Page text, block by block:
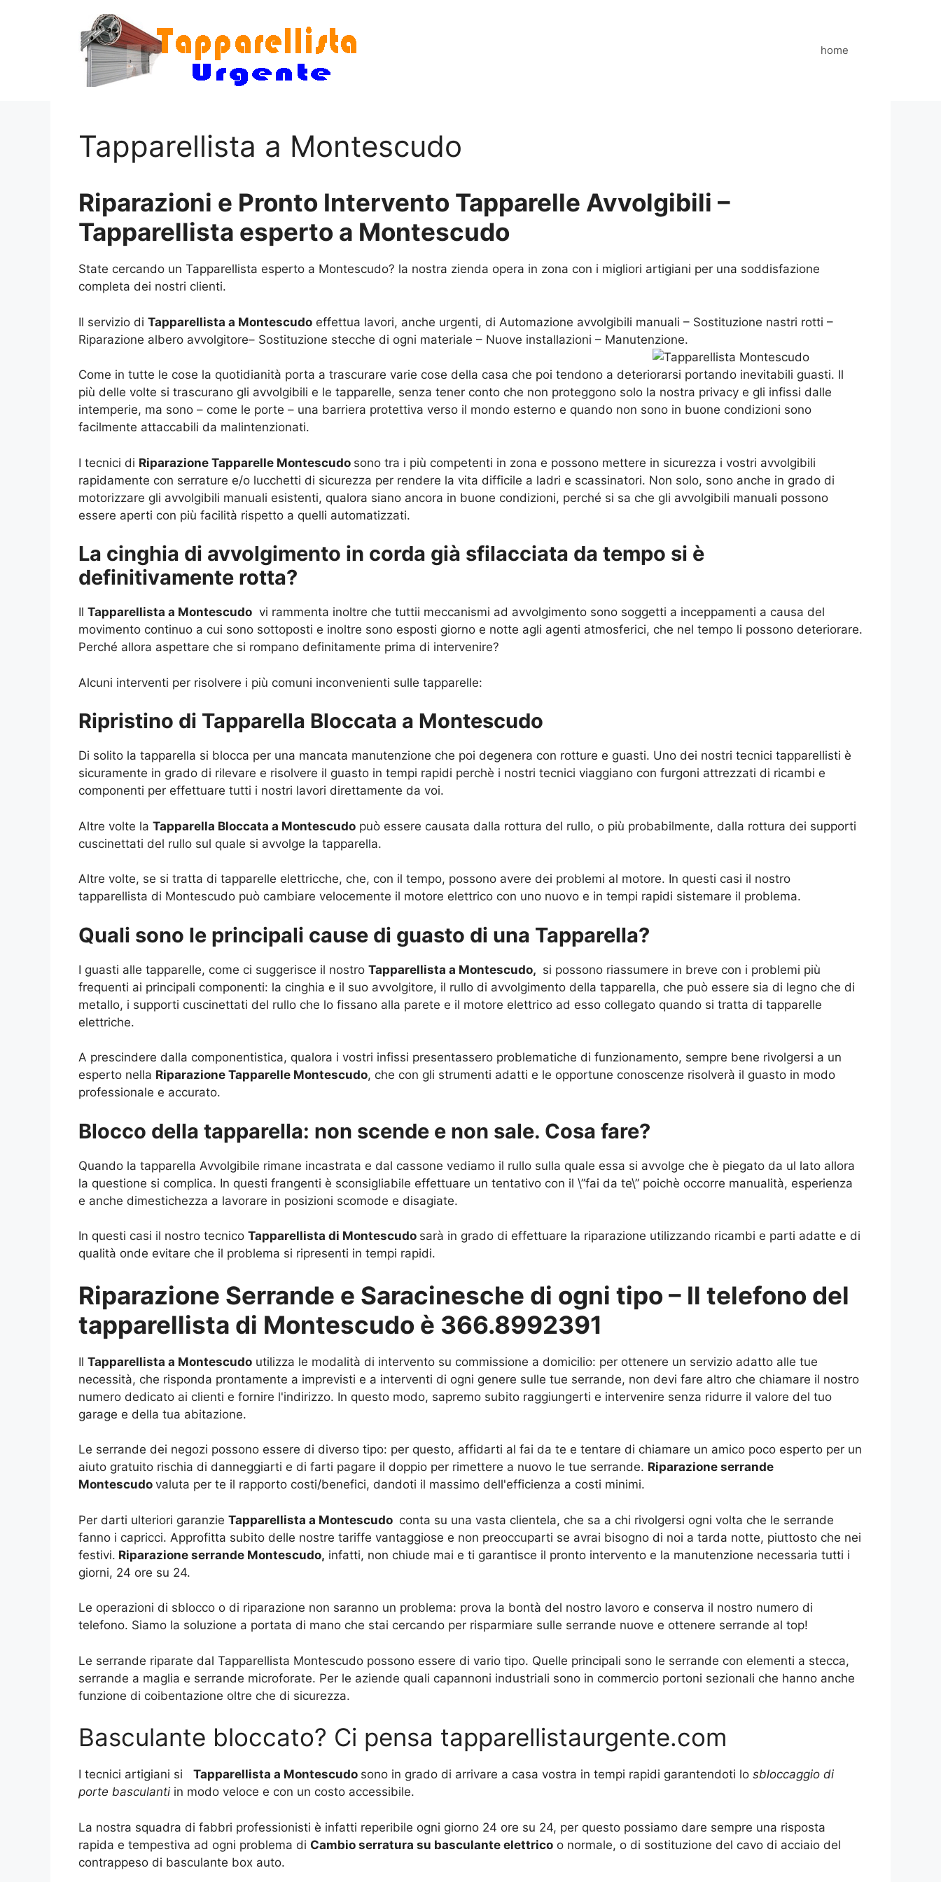
home
Tapparellista a Montescudo
Riparazioni e Pronto Intervento Tapparelle Avvolgibili –
Tapparellista esperto a Montescudo
State cercando un Tapparellista esperto a Montescudo? la nostra zienda opera in zona con i migliori artigiani per una soddisfazione
completa dei nostri clienti.
Il servizio di Tapparellista a Montescudo effettua lavori, anche urgenti, di Automazione avvolgibili manuali – Sostituzione nastri rotti –
Riparazione albero avvolgitore– Sostituzione stecche di ogni materiale – Nuove installazioni – Manutenzione.
Come in tutte le cose la quotidianità porta a trascurare varie cose della casa che poi tendono a deteriorarsi portando inevitabili guasti. Il
più delle volte si trascurano gli avvolgibili e le tapparelle, senza tener conto che non proteggono solo la nostra privacy e gli infissi dalle
intemperie, ma sono – come le porte – una barriera protettiva verso il mondo esterno e quando non sono in buone condizioni sono
facilmente attaccabili da malintenzionati.
I tecnici di Riparazione Tapparelle Montescudo sono tra i più competenti in zona e possono mettere in sicurezza i vostri avvolgibili
rapidamente con serrature e/o lucchetti di sicurezza per rendere la vita difficile a ladri e scassinatori. Non solo, sono anche in grado di
motorizzare gli avvolgibili manuali esistenti, qualora siano ancora in buone condizioni, perché si sa che gli avvolgibili manuali possono
essere aperti con più facilità rispetto a quelli automatizzati.
La cinghia di avvolgimento in corda già sfilacciata da tempo si è
definitivamente rotta?
Il Tapparellista a Montescudo vi rammenta inoltre che tuttii meccanismi ad avvolgimento sono soggetti a inceppamenti a causa del
movimento continuo a cui sono sottoposti e inoltre sono esposti giorno e notte agli agenti atmosferici, che nel tempo li possono deteriorare.
Perché allora aspettare che si rompano definitamente prima di intervenire?
Alcuni interventi per risolvere i più comuni inconvenienti sulle tapparelle:
Ripristino di Tapparella Bloccata a Montescudo
Di solito la tapparella si blocca per una mancata manutenzione che poi degenera con rotture e guasti. Uno dei nostri tecnici tapparellisti è
sicuramente in grado di rilevare e risolvere il guasto in tempi rapidi perchè i nostri tecnici viaggiano con furgoni attrezzati di ricambi e
componenti per effettuare tutti i nostri lavori direttamente da voi.
Altre volte la Tapparella Bloccata a Montescudo può essere causata dalla rottura del rullo, o più probabilmente, dalla rottura dei supporti
cuscinettati del rullo sul quale si avvolge la tapparella.
Altre volte, se si tratta di tapparelle elettricche, che, con il tempo, possono avere dei problemi al motore. In questi casi il nostro
tapparellista di Montescudo può cambiare velocemente il motore elettrico con uno nuovo e in tempi rapidi sistemare il problema.
Quali sono le principali cause di guasto di una Tapparella?
I guasti alle tapparelle, come ci suggerisce il nostro Tapparellista a Montescudo, si possono riassumere in breve con i problemi più
frequenti ai principali componenti: la cinghia e il suo avvolgitore, il rullo di avvolgimento della tapparella, che può essere sia di legno che di
metallo, i supporti cuscinettati del rullo che lo fissano alla parete e il motore elettrico ad esso collegato quando si tratta di tapparelle
elettriche.
A prescindere dalla componentistica, qualora i vostri infissi presentassero problematiche di funzionamento, sempre bene rivolgersi a un
esperto nella Riparazione Tapparelle Montescudo, che con gli strumenti adatti e le opportune conoscenze risolverà il guasto in modo
professionale e accurato.
Blocco della tapparella: non scende e non sale. Cosa fare?
Quando la tapparella Avvolgibile rimane incastrata e dal cassone vediamo il rullo sulla quale essa si avvolge che è piegato da ul lato allora
la questione si complica. In questi frangenti è sconsigliabile effettuare un tentativo con il \”fai da te\” poichè occorre manualità, esperienza
e anche dimestichezza a lavorare in posizioni scomode e disagiate.
In questi casi il nostro tecnico Tapparellista di Montescudo sarà in grado di effettuare la riparazione utilizzando ricambi e parti adatte e di
qualità onde evitare che il problema si ripresenti in tempi rapidi.
Riparazione Serrande e Saracinesche di ogni tipo – Il telefono del
tapparellista di Montescudo è 366.8992391
Il Tapparellista a Montescudo utilizza le modalità di intervento su commissione a domicilio: per ottenere un servizio adatto alle tue
necessità, che risponda prontamente a imprevisti e a interventi di ogni genere sulle tue serrande, non devi fare altro che chiamare il nostro
numero dedicato ai clienti e fornire l'indirizzo. In questo modo, sapremo subito raggiungerti e intervenire senza ridurre il valore del tuo
garage e della tua abitazione.
Le serrande dei negozi possono essere di diverso tipo: per questo, affidarti al fai da te e tentare di chiamare un amico poco esperto per un
aiuto gratuito rischia di danneggiarti e di farti pagare il doppio per rimettere a nuovo le tue serrande. Riparazione serrande
Montescudo valuta per te il rapporto costi/benefici, dandoti il massimo dell'efficienza a costi minimi.
Per darti ulteriori garanzie Tapparellista a Montescudo conta su una vasta clientela, che sa a chi rivolgersi ogni volta che le serrande
fanno i capricci. Approfitta subito delle nostre tariffe vantaggiose e non preoccuparti se avrai bisogno di noi a tarda notte, piuttosto che nei
festivi. Riparazione serrande Montescudo, infatti, non chiude mai e ti garantisce il pronto intervento e la manutenzione necessaria tutti i
giorni, 24 ore su 24.
Le operazioni di sblocco o di riparazione non saranno un problema: prova la bontà del nostro lavoro e conserva il nostro numero di
telefono. Siamo la soluzione a portata di mano che stai cercando per risparmiare sulle serrande nuove e ottenere serrande al top!
Le serrande riparate dal Tapparellista Montescudo possono essere di vario tipo. Quelle principali sono le serrande con elementi a stecca,
serrande a maglia e serrande microforate. Per le aziende quali capannoni industriali sono in commercio portoni sezionali che hanno anche
funzione di coibentazione oltre che di sicurezza.
Basculante bloccato? Ci pensa tapparellistaurgente.com
I tecnici artigiani si Tapparellista a Montescudo sono in grado di arrivare a casa vostra in tempi rapidi garantendoti lo sbloccaggio di
porte basculanti in modo veloce e con un costo accessibile.
La nostra squadra di fabbri professionisti è infatti reperibile ogni giorno 24 ore su 24, per questo possiamo dare sempre una risposta
rapida e tempestiva ad ogni problema di Cambio serratura su basculante elettrico o normale, o di sostituzione del cavo di acciaio del
contrappeso di basculante box auto.